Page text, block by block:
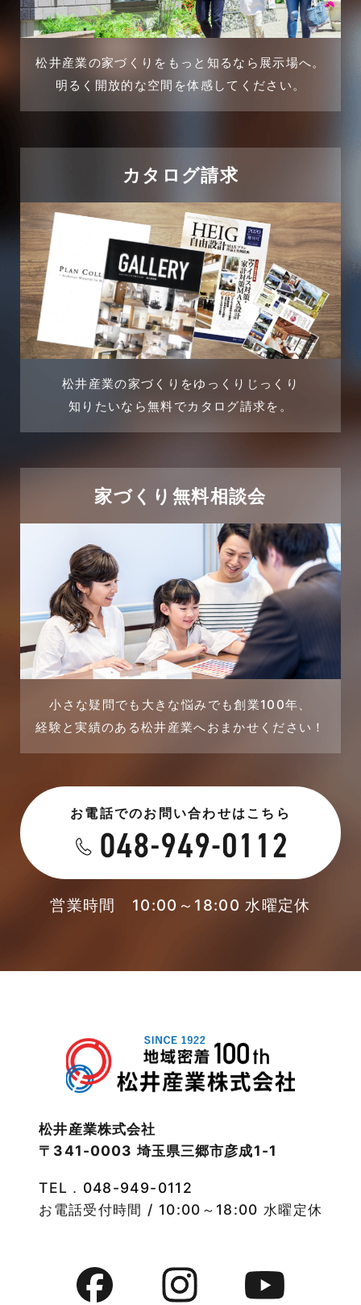
介護施設経営活用事例
企業誘致事例
住宅に関するよくある質問
商品情報
土地に関するよくある質問
土地活用事例
土地活用提案
売買物件
太陽光発電活用事例
市民リフォームサービス
店舗・テナント施工事例
戸建賃貸住宅活用事例
採用情報
未分類
未分類
本店-ブログ
東武スカイツリーライン
注文住宅施工事例
物件検索
物件特集
竹ノ塚店-ブログ
貸倉庫・その他
2024年12月
2024年11月
2024年9月
2024年7月
2024年6月
2024年5月
2024年4月
2024年2月
2023年12月
2023年11月
2023年10月
2023年9月
2023年7月
2023年5月
2023年4月
2023年3月
2022年11月
2022年9月
2022年8月
2022年6月
松井産業の家づくりをもっと知るなら展示場へ。
明るく開放的な空間を体感してください。
カタログ請求
松井産業の家づくりをゆっくりじっくり
知りたいなら無料でカタログ請求を。
家づくり無料相談会
小さな疑問でも大きな悩みでも創業100年、
経験と実績のある松井産業へおまかせください！
お電話でのお問い合わせはこちら
営業時間 10:00～18:00 水曜定休
松井産業株式会社
〒341-0003 埼玉県三郷市彦成1-1
TEL． 048-949-0112
お電話受付時間 / 10:00～18:00 水曜定休